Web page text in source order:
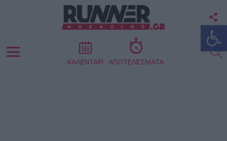
Menu ΚΑΛΕΝΤΑΡΙ ΑΠΟΤΕΛΕΣΜΑΤΑ